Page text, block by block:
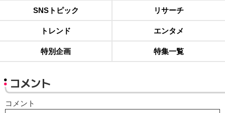
SNSトピック リサーチ
トレンド エンタメ
特別企画 特集一覧
コメント
コメント